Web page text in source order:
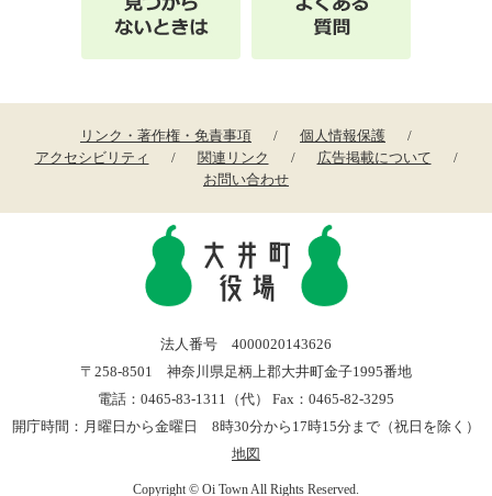
リンク・著作権・免責事項
個人情報保護
アクセシビリティ
関連リンク
広告掲載について
お問い合わせ
法人番号 4000020143626
〒258-8501 神奈川県足柄上郡大井町金子1995番地
電話：0465-83-1311（代） Fax：0465-82-3295
開庁時間：月曜日から金曜日 8時30分から17時15分まで（祝日を除く）
地図
Copyright © Oi Town All Rights Reserved.